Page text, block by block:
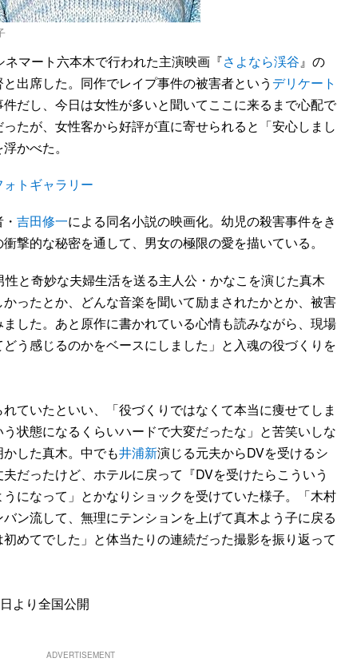
ネマート六本木で行われた主演映画『さよなら渓谷』の
と出席した。同作でレイプ事件の被害者という デリケート
だし、今日は女性が多いと聞いてここに来るまで心配で
たが、女性客から好評が直に寄せられると「安心しまし
かべた。
トギャラリー
吉田修一による同名小説の映画化。幼児の殺害事件をき
撃的な秘密を通して、男女の極限の愛を描いている。
と奇妙な夫婦生活を送る主人公・かなこを演じた真木
ったとか、どんな音楽を聞いて励まされたかとか、被害
した。あと原作に書かれている心情も読みながら、現場
う感じるのかをベースにしました」と入魂の役づくりを
ていたといい、「役づくりではなくて本当に痩せてしま
状態になるくらいハードで大変だったな」と苦笑いしな
した真木。中でも井浦新演じる元夫からDVを受けるシ
だったけど、ホテルに戻って『DVを受けたらこういう
になって」とかなりショックを受けていた様子。「木村
ン流して、無理にテンションを上げて真木よう子に戻る
めてでした」と体当たりの連続だった撮影を振り返って
より全国公開
ADVERTISEMENT